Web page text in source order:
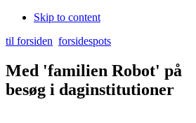
Skip to content
til forsiden forsidespots
Med 'familien Robot' på
besøg i daginstitutioner